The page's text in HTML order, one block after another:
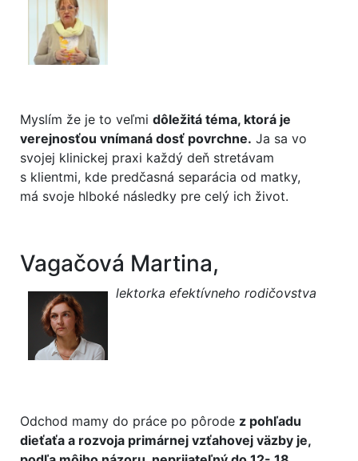
Myslím že je to veľmi dôležitá téma, ktorá je
verejnosťou vnímaná dosť povrchne. Ja sa vo
svojej klinickej praxi každý deň stretávam
s klientmi, kde predčasná separácia od matky,
má svoje hlboké následky pre celý ich život.
Vagačová Martina,
lektorka efektívneho rodičovstva
Odchod mamy do práce po pôrode z pohľadu
dieťaťa a rozvoja primárnej vzťahovej väzby je,